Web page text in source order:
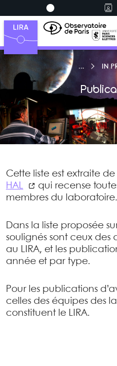
IN
Cette liste est extraite
HAL
qui recense
membres du laboratoire.
Dans la liste proposée
soulignés sont ceux
au LIRA, et les
année et par type.
Pour les publications
celles des équipes des
constituent le LIRA.